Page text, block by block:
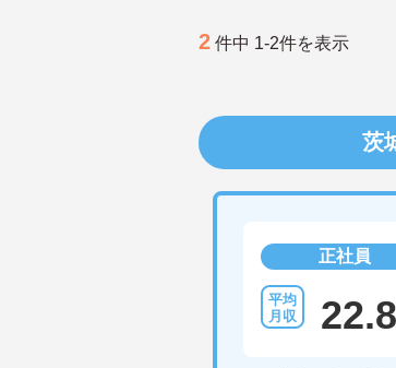
2 件中 1-2件を表示
茨
正社員
22.8